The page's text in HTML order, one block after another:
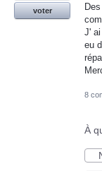
J'
eu
voter
8
À